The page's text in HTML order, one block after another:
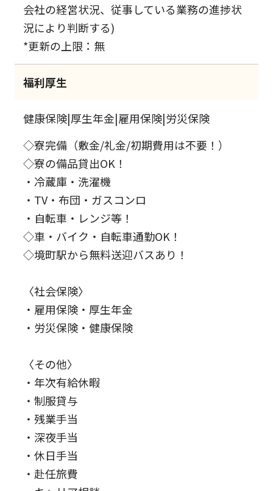
会社の経営状況、従事している業務の進捗状
況により判断する)
*更新の上限：無
福利厚生
健康保険|厚生年金|雇用保険|労災保険
◇寮完備（敷金/礼金/初期費用は不要！）
◇寮の備品貸出OK！
・冷蔵庫・洗濯機
・TV・布団・ガスコンロ
・自転車・レンジ等！
◇車・バイク・自転車通勤OK！
◇境町駅から無料送迎バスあり！
〈社会保険〉
・雇用保険・厚生年金
・労災保険・健康保険
〈その他〉
・年次有給休暇
・制服貸与
・残業手当
・深夜手当
・休日手当
・赴任旅費